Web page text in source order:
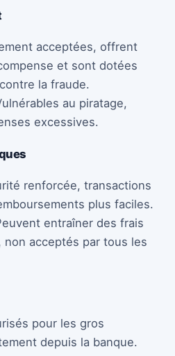
acceptées, offrent
et sont dotées
la fraude.
au piratage,
excessives.
renforcée, transactions
plus faciles.
entraîner des frais
non acceptés par tous les
pour les gros
depuis la banque.